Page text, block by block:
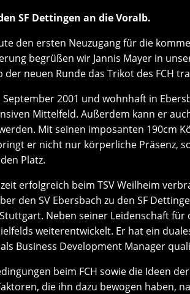
SF Dettingen an die Voralb.
den ersten Neuzugang für die
begrüßen wir Jannis Mayer in
neuen Runde das Trikot des FCH
September 2001 und wohnhaft in
Mittelfeld. Außerdem kann er
Mit seinen imposanten 190cm
er nicht nur körperliche Präsenz,
Platz.
erfolgreich beim TSV Weilheim
den SV Ebersbach zu den SF
Neben seiner Leidenschaft für
weiterentwickelt. Er hat ein
Business Development Manager
beim FCH sowie die Ideen
die ihn dazu bewogen haben,